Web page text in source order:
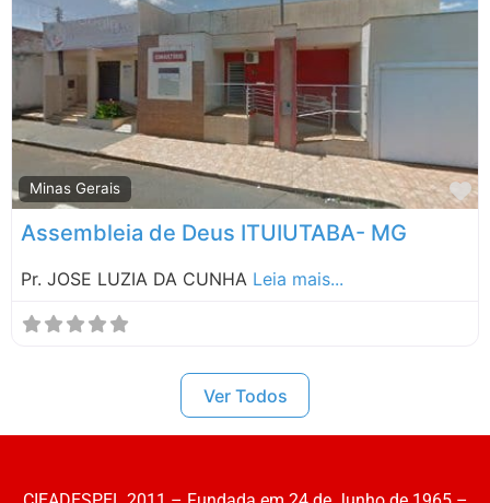
Roraima
Santa Catarina
São Paulo
Minas Gerais
Assembleia de Deus ITUIUTABA- MG
Pr. JOSE LUZIA DA CUNHA Leia mais...
Ver Todos